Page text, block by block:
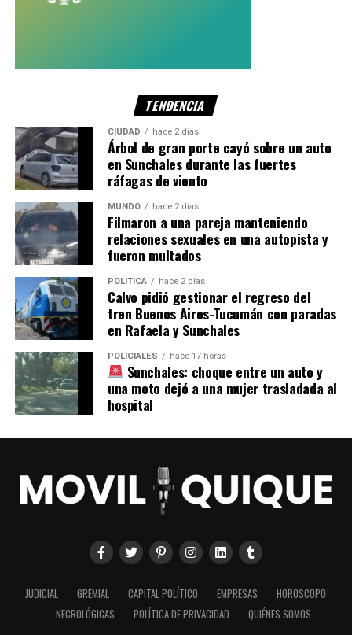
TENDENCIA
CIUDAD hace 2 días
Árbol de gran porte cayó sobre un auto
en Sunchales durante las fuertes
ráfagas de viento
MUNDO hace 2 días
Filmaron a una pareja manteniendo
relaciones sexuales en una autopista y
fueron multados
POLITICA hace 2 días
Calvo pidió gestionar el regreso del
tren Buenos Aires-Tucumán con paradas
en Rafaela y Sunchales
POLICIALES hace 17 horas
Sunchales: choque entre un auto y
una moto dejó a una mujer trasladada al
hospital
JUDICIAL GREMIAL CAPITAL POLÍTICO EMPRESAS
HOROSCOPO
NECROLÓGICAS
POLÍTICA DE PRIVACIDAD QUIÉNES SOMOS